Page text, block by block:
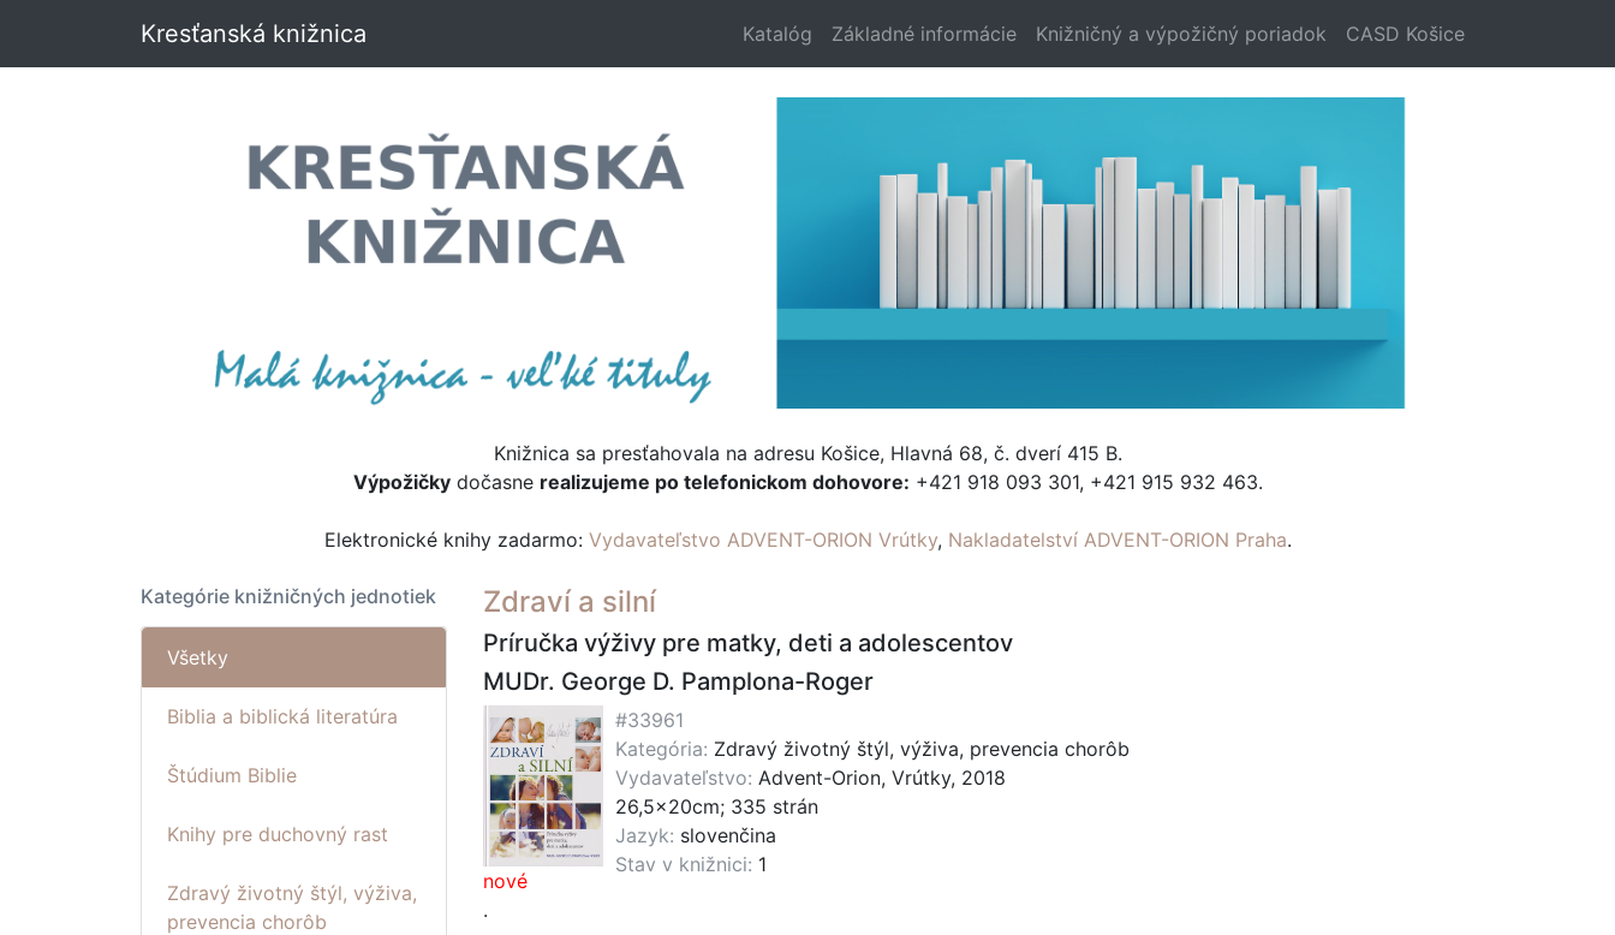
Kresťanská knižnica Katalóg Základné informácie Knižničný a výpožičný poriadok CASD Košice
Knižnica sa presťahovala na adresu Košice, Hlavná 68, č. dverí 415 B.
Výpožičkydočasne realizujeme po telefonickom dohovore: +421 918 093 301, +421 915 932 463.
Elektronické knihy zadarmo: Vydavateľstvo ADVENT-ORION Vrútky, Nakladatelství ADVENT-ORION Praha.
Kategórie knižničných jednotiek
Všetky
Biblia a biblická literatúra
Štúdium Biblie
Knihy pre duchovný rast
Zdravý životný štýl, výživa,
prevencia chorôb
Zdraví a silní
Príručka výživy pre matky, deti a adolescentov
MUDr. George D. Pamplona-Roger
nové
.
#33961
Kategória: Zdravý životný štýl, výživa, prevencia chorôb
Vydavateľstvo: Advent-Orion, Vrútky, 2018
26,5x20cm; 335 strán
Jazyk: slovenčina
Stav v knižnici: 1